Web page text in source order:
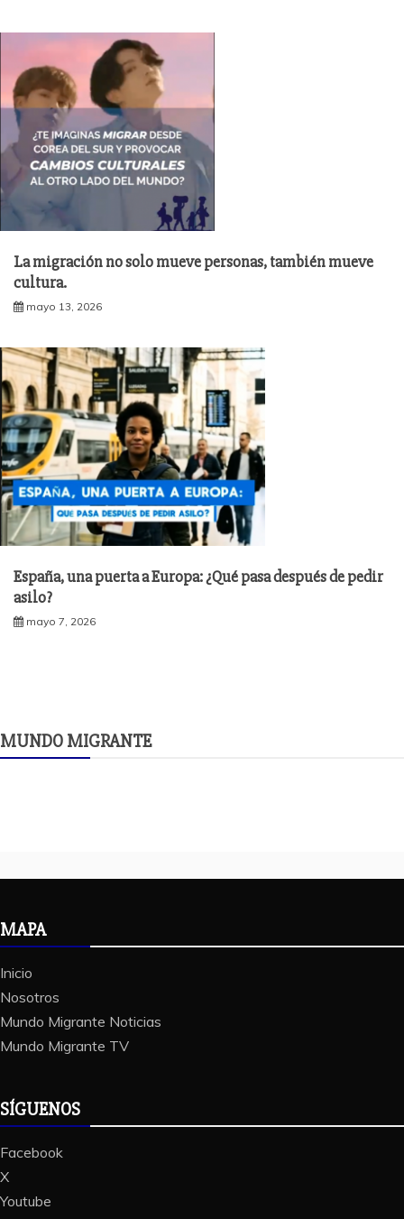
La migración no solo mueve personas, también mueve
cultura.
mayo 13, 2026
España, una puerta a Europa: ¿Qué pasa después de pedir
asilo?
mayo 7, 2026
MUNDO MIGRANTE
MAPA
Inicio
Nosotros
Mundo Migrante Noticias
Mundo Migrante TV
SÍGUENOS
Facebook
X
Youtube